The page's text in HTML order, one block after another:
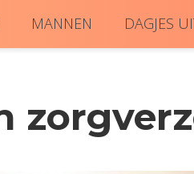
MANNEN DAGJES